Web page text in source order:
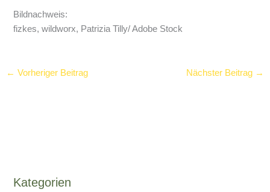
Bildnachweis:
fizkes, wildworx, Patrizia Tilly/ Adobe Stock
← Vorheriger Beitrag Nächster Beitrag →
Kategorien